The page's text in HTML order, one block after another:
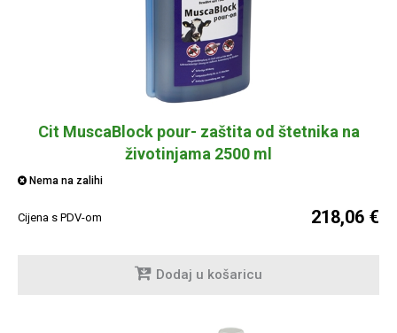
Cit MuscaBlock pour- zaštita od štetnika na
životinjama 2500 ml
Nema na zalihi
Cijena s PDV-om 218,06 €
Dodaj u košaricu